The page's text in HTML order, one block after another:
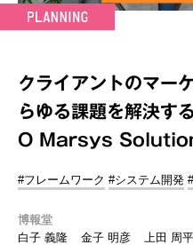
クライアントのマー
らゆる課題を解決
O Marsys Solution
#フレームワーク #システム開発
博報堂
白子 義隆
金子 明彦 上田 周平